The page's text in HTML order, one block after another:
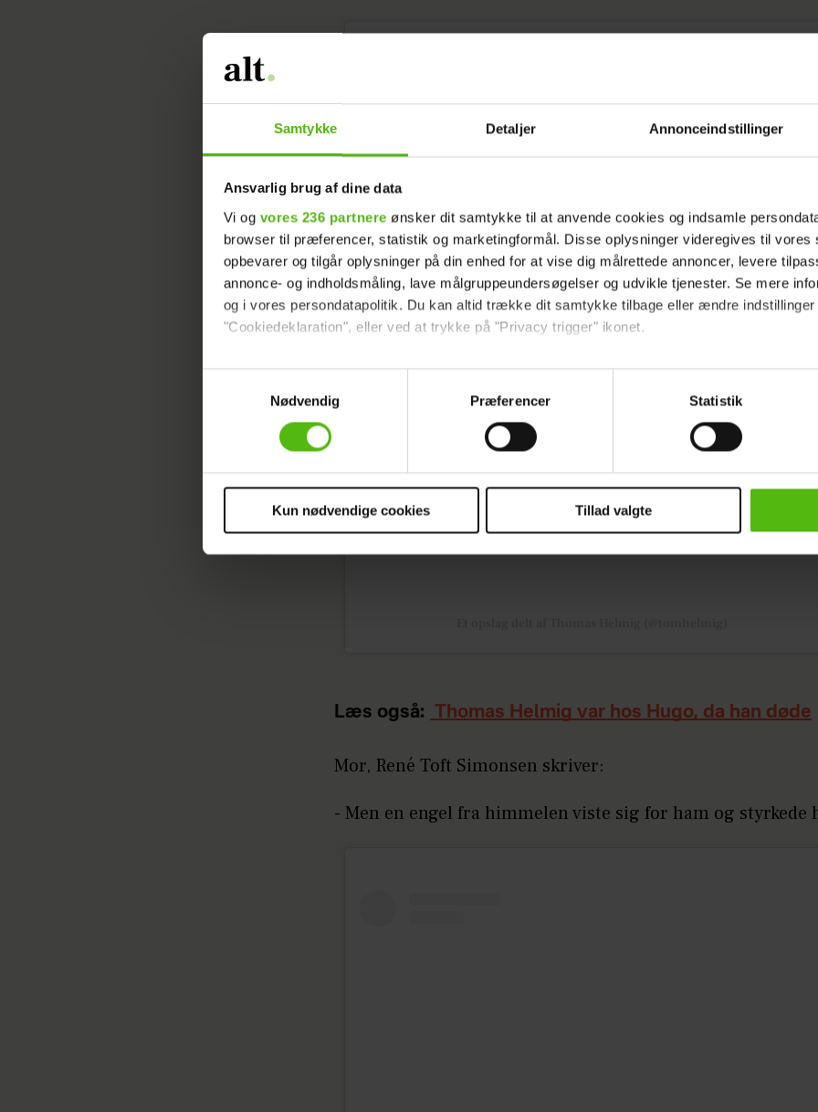
Samtykke Detaljer Annonceindstillinger
Ansvarlig brug af dine data
Vi og vores 236 partnere ønsker dit samtykke til at anvende cookies og indsamle
browser til præferencer, statistik og marketingformål. Disse oplysninger videregives til vores
opbevarer og tilgår oplysninger på din enhed for at vise dig målrettede annoncer, levere
annonce- og indholdsmåling, lave målgruppeundersøgelser og udvikle tjenester. Se mere
og i vores persondatapolitik. Du kan altid trække dit samtykke tilbage eller ændre
"Cookiedeklaration", eller ved at trykke på "Privacy trigger" ikonet.
Dine valg anvendes på hele websitet.
Vi ønsker dit samtykke til at indsamle og bruge data for at kunne levere og finansiere
Vi anvender egne cookies og cookies fra tredjeparter til at at optimere dit besøg på vores
sociale medier.
Nødvendig
Præferencer Statistik
Kun nødvendige cookies Tillad valgte
Læs også: Thomas Helmig var hos Hugo, da han døde
Mor, René Toft Simonsen skriver:
- Men en engel fra himmelen viste sig for ham og